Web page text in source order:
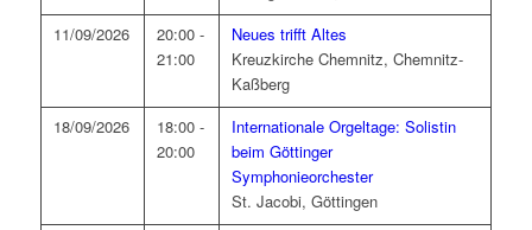
11/09/2026
20:00 -
21:00
Neues trifft Altes
Kreuzkirche Chemnitz, Chemnitz-
Kaßberg
18/09/2026
18:00 -
20:00
Internationale Orgeltage: Solistin
beim Göttinger
Symphonieorchester
St. Jacobi, Göttingen